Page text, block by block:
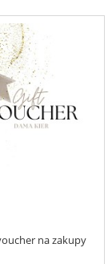
na zakupy